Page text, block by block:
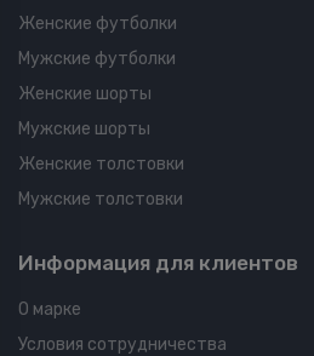
Женские футболки
Мужские футболки
Женские шорты
Мужские шорты
Женские толстовки
Мужские толстовки
Информация для клиентов
О марке
Условия сотрудничества